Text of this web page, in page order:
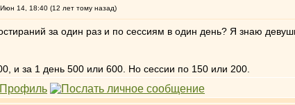
14, 18:40 (12 лет тому назад)
за один раз и по сессиям в один день? Я знаю
и за 1 день 500 или 600. Но сессии по 150 или 200.